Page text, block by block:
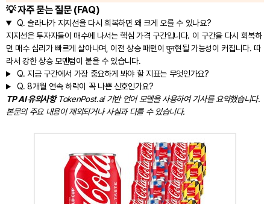
💡 자주 묻는 질문 (FAQ)
Q. 솔라나가 지지선을 다시 회복하면 왜 크게 오를 수 있나요?
지지선은 투자자들이 매수에 나서는 핵심 가격 구간입니다. 이 구간을 다시 회복하
면 매수 심리가 빠르게 살아나며, 이전 상승 패턴이 पुन현될 가능성이 커집니다. 따
라서 강한 상승 모멘텀이 붙을 수 있습니다.
Q. 지금 구간에서 가장 중요하게 봐야 할 지표는 무엇인가요?
Q. 8개월 연속 하락이 꼭 나쁜 신호인가요?
TP AI 유의사항TokenPost.ai 기반 언어 모델을 사용하여 기사를 요약했습니다.
본문의 주요 내용이 제외되거나 사실과 다를 수 있습니다.